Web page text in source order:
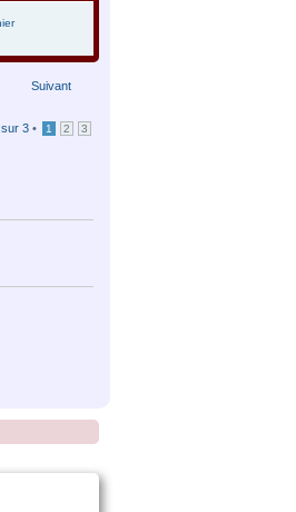
Suivant
sur 3 • 1 2 3